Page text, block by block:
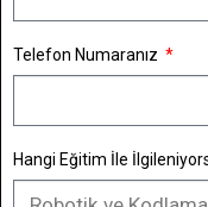
Telefon Numaranız
Hangi Eğitim İle